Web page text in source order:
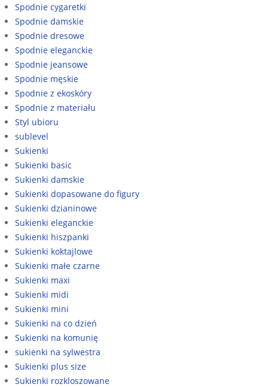
Spodnie cygaretki
Spodnie damskie
Spodnie dresowe
Spodnie eleganckie
Spodnie jeansowe
Spodnie męskie
Spodnie z ekoskóry
Spodnie z materiału
Styl ubioru
sublevel
Sukienki
Sukienki basic
Sukienki damskie
Sukienki dopasowane do figury
Sukienki dzianinowe
Sukienki eleganckie
Sukienki hiszpanki
Sukienki koktajlowe
Sukienki małe czarne
Sukienki maxi
Sukienki midi
Sukienki mini
Sukienki na co dzień
Sukienki na komunię
sukienki na sylwestra
Sukienki plus size
Sukienki rozkloszowane